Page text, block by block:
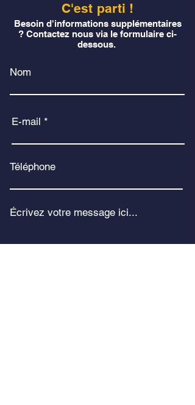
C'est parti !
Besoin d'informations supplémentaires
? Contactez nous via le formulaire ci-
dessous.
Nom
E-mail
Téléphone
Écrivez votre message ici...